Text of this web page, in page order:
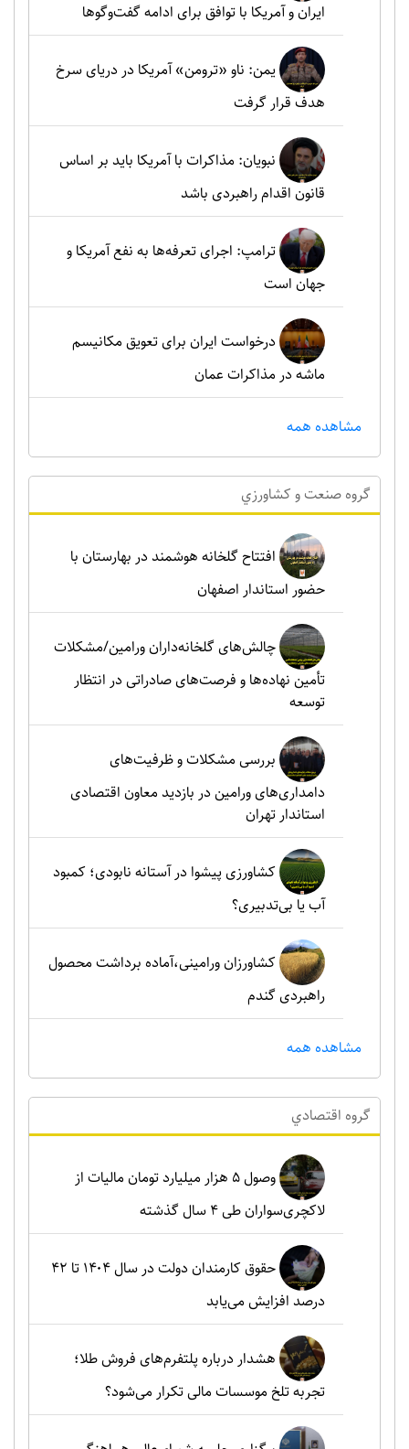
ایران و آمریکا با توافق برای ادامه گفت‌وگوها
یمن: ناو «ترومن» آمریکا در دریای سرخ
هدف قرار گرفت
نبویان: مذاکرات با آمریکا باید بر اساس
قانون اقدام راهبردی باشد
ترامپ: اجرای تعرفه‌ها به نفع آمریکا و
جهان است
درخواست ایران برای تعویق مکانیسم
ماشه در مذاکرات عمان
مشاهده همه
گروه صنعت و کشاورزي
افتتاح گلخانه هوشمند در بهارستان با
حضور استاندار اصفهان
چالش‌های گلخانه‌داران ورامین/مشکلات
تأمین نهاده‌ها و فرصت‌های صادراتی در انتظار
توسعه
بررسی مشکلات و ظرفیت‌های
دامداری‌های ورامین در بازدید معاون اقتصادی
استاندار تهران
کشاورزی پیشوا در آستانه نابودی؛ کمبود
آب یا بی‌تدبیری؟
کشاورزان ورامینی،آماده برداشت محصول
راهبردی گندم
مشاهده همه
گروه اقتصادي
وصول ۵ هزار میلیارد تومان مالیات از
لاکچری‌سواران طی ۴ سال گذشته
حقوق کارمندان دولت در سال ۱۴۰۴ تا ۴۲
درصد افزایش می‌یابد
هشدار درباره پلتفرم‌های فروش طلا؛
تجربه تلخ موسسات مالی تکرار می‌شود؟